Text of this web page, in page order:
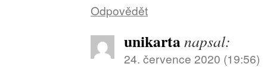
Odpovědět
unikartanapsal:
24. července 2020 (19:56)